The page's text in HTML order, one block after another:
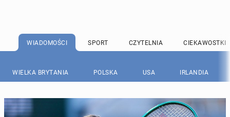
WIADOMOŚCI SPORT CZYTELNIA CIEKAWOSTKI
WIELKA BRYTANIA POLSKA USA IRLANDIA